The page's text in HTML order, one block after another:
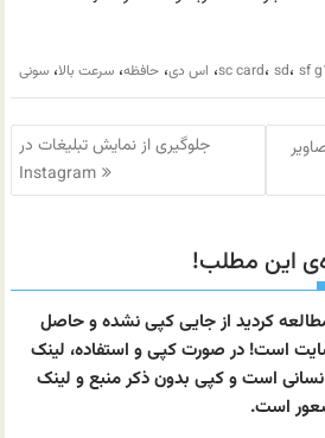
sc card، sd، sf ، اس دی،حافظه،سرعت بالا،سونی
جلوگیری از نمایش تبلیغات در
Instagram
این مطلب!
کردید از جایی کپی نشده و حاصل
است! در صورت کپی و استفاده، لینک
است و کپی بدون ذکر منبع و لینک
است.